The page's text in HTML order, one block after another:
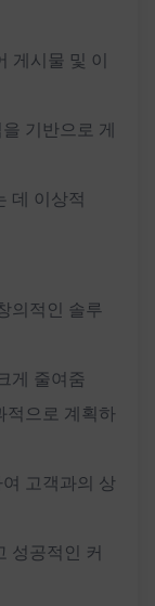
게시물 및 이
기반으로 게
데 이상적
의적인 솔루
게 줄여줌
적으로 계획하
고객과의 상
성공적인 커